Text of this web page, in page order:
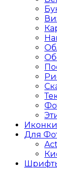
Иконки
Для